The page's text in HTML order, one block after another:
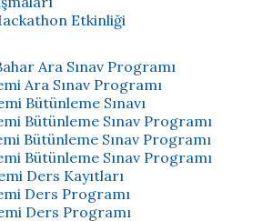
Etkinliği
Ara Sınav Programı
Ara Sınav Programı
Bütünleme Sınavı
Bütünleme Sınav Programı
Bütünleme Sınav Programı
Bütünleme Sınav Programı
Ders Kayıtları
Ders Programı
Ders Programı